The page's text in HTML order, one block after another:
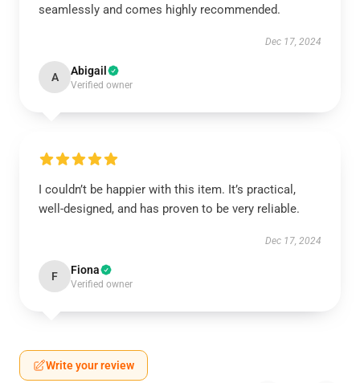
seamlessly and comes highly recommended.
Dec 17, 2024
A Abigail
Verified owner
I couldn’t be happier with this item. It’s practical,
well-designed, and has proven to be very reliable.
Dec 17, 2024
F Fiona
Verified owner
Write your review